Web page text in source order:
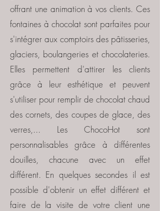
offrant une animation à vos clients. Ces
fontaines à chocolat sont parfaites pour
s'intégrer aux comptoirs des pâtisseries,
glaciers, boulangeries et chocolateries.
Elles permettent d'attirer les clients
grâce à leur esthétique et peuvent
s'utiliser pour remplir de chocolat chaud
des cornets, des coupes de glace, des
verres,... Les ChocoHot sont
personnalisables grâce à différentes
douilles, chacune avec un effet
différent. En quelques secondes il est
possible d'obtenir un effet différent et
faire de la visite de votre client une